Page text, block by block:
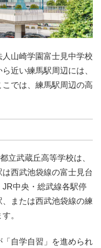
山崎学園富士見中学校
近い練馬駅周辺には、
では、練馬駅周辺の高
立武蔵丘高等学校は、
西武池袋線の富士見台
中央・総武線各駅停
または西武池袋線の練
。
自学自習」を進められ